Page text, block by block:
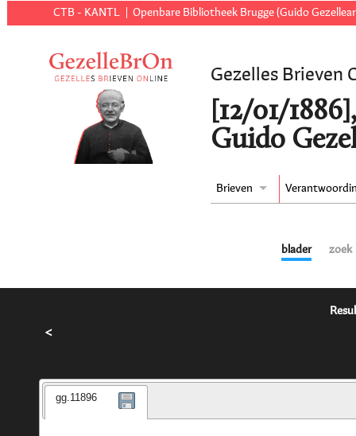
CTB - KANTL Openbare Bibliotheek Brugge (Guido
Gezelles Brieven
[12/01/
Guido
Brieven
blader zoek
<
gg.11896